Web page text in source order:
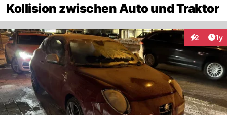
Kollision zwischen Auto und Traktor
2 1y